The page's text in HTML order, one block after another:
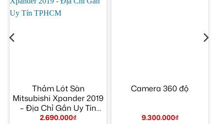
Thảm Lót Sàn
Mitsubishi Xpander 2019
– Địa Chỉ Gắn Uy Tín
TPHCM
2.690.000₫
Camera 360 độ
9.300.000₫